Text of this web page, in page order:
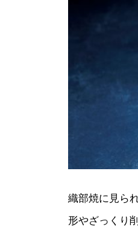
織部焼に見ら
形やざっくり